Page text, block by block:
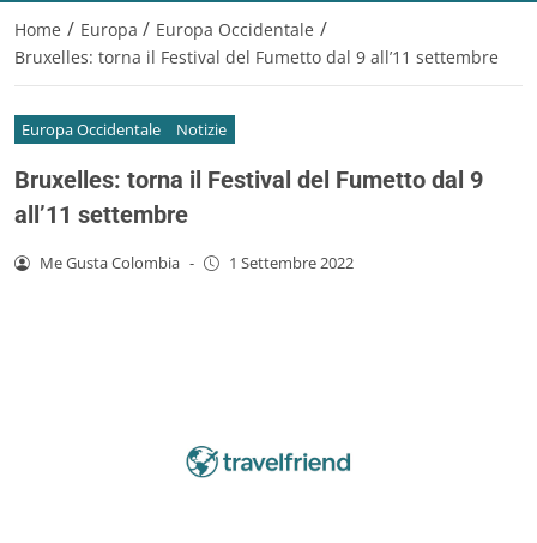
Home / Europa / Europa Occidentale /
Bruxelles: torna il Festival del Fumetto dal 9 all’11 settembre
Europa Occidentale Notizie
Bruxelles: torna il Festival del Fumetto dal 9
all’11 settembre
Me Gusta Colombia - 1 Settembre 2022